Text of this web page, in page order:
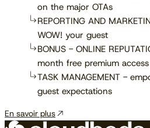
on the major OTAs
REPORTING AND
WOW! your guest
BONUS - ONLINE
month free premium access
TASK MANAGEMENT -
guest expectations
En savoir plus